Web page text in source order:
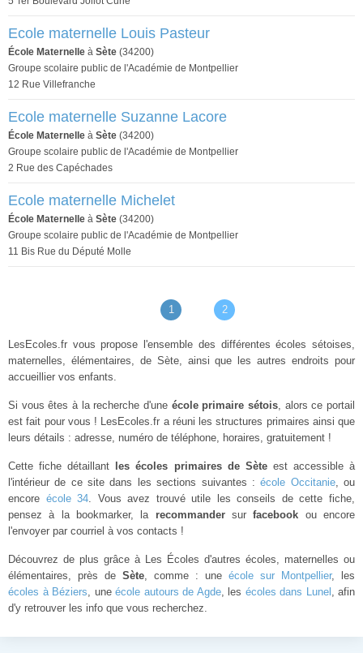
Ecole maternelle Louis Pasteur
École Maternelle à Sète (34200)
Groupe scolaire public de l'Académie de Montpellier
12 Rue Villefranche
Ecole maternelle Suzanne Lacore
École Maternelle à Sète (34200)
Groupe scolaire public de l'Académie de Montpellier
2 Rue des Capéchades
Ecole maternelle Michelet
École Maternelle à Sète (34200)
Groupe scolaire public de l'Académie de Montpellier
11 Bis Rue du Député Molle
1 2
LesEcoles.fr vous propose l'ensemble des différentes écoles sétoises,
maternelles, élémentaires, de Sète, ainsi que les autres endroits pour
accueillier vos enfants.
Si vous êtes à la recherche d'une école primaire sétois, alors ce portail
est fait pour vous ! LesEcoles.fr a réuni les structures primaires ainsi que
leurs détails : adresse, numéro de téléphone, horaires, gratuitement !
Cette fiche détaillant les écoles primaires de Sèteest accessible à
l'intérieur de ce site dans les sections suivantes :école Occitanie, ou
encore école 34. Vous avez trouvé utile les conseils de cette fiche,
pensez à la bookmarker, la recommandersurfacebook ou encore
l'envoyer par courriel à vos contacts !
Découvrez de plus grâce à Les Écoles d'autres écoles, maternelles ou
élémentaires, près de Sète, comme : une école sur Montpellier, les
écoles à Béziers, une école autours de Agde, les écoles dans Lunel , afin
d'y retrouver les info que vous recherchez.